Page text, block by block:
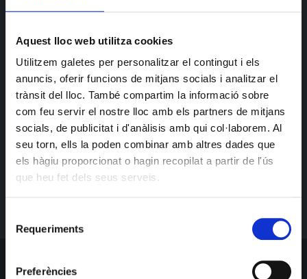
Aquest lloc web utilitza cookies
Utilitzem galetes per personalitzar el contingut i els
anuncis, oferir funcions de mitjans socials i analitzar el
trànsit del lloc. També compartim la informació sobre
com feu servir el nostre lloc amb els partners de mitjans
socials, de publicitat i d'anàlisis amb qui col·laborem. Al
seu torn, ells la poden combinar amb altres dades que
els hàgiu proporcionat o hagin recopilat a partir de l'ús
que heu fet dels seus serveis.
Requeriments
Preferències
Recordeu que aquesta setmana nadalenca l’allarguem
fins dilluns.
I diumenge 24 a la nit, Sor Alberta amb el seu petardeo
habitual.